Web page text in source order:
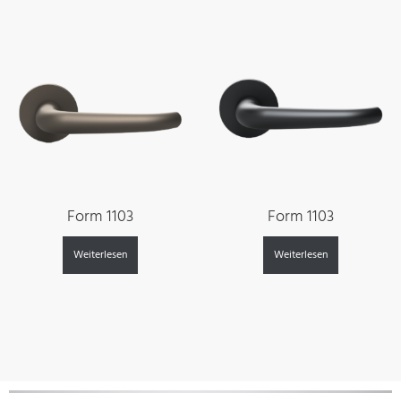
Form 1103
Weiterlesen
Form 1103
Weiterlesen